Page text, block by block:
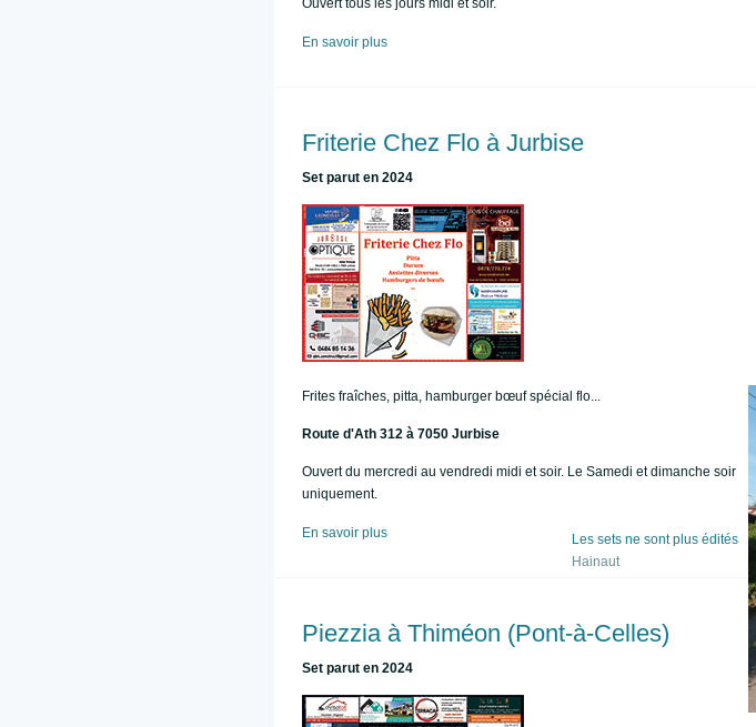
Ouvert tous les jours midi et soir.
En savoir plus
Friterie Chez Flo à Jurbise
Set parut en 2024
Frites fraîches, pitta, hamburger bœuf spécial flo...
Route d'Ath 312 à 7050 Jurbise
Ouvert du mercredi au vendredi midi et soir. Le Samedi et dimanche soir
uniquement.
Les sets ne sont plus édités
Hainaut
En savoir plus
Piezzia à Thiméon (Pont-à-Celles)
Set parut en 2024